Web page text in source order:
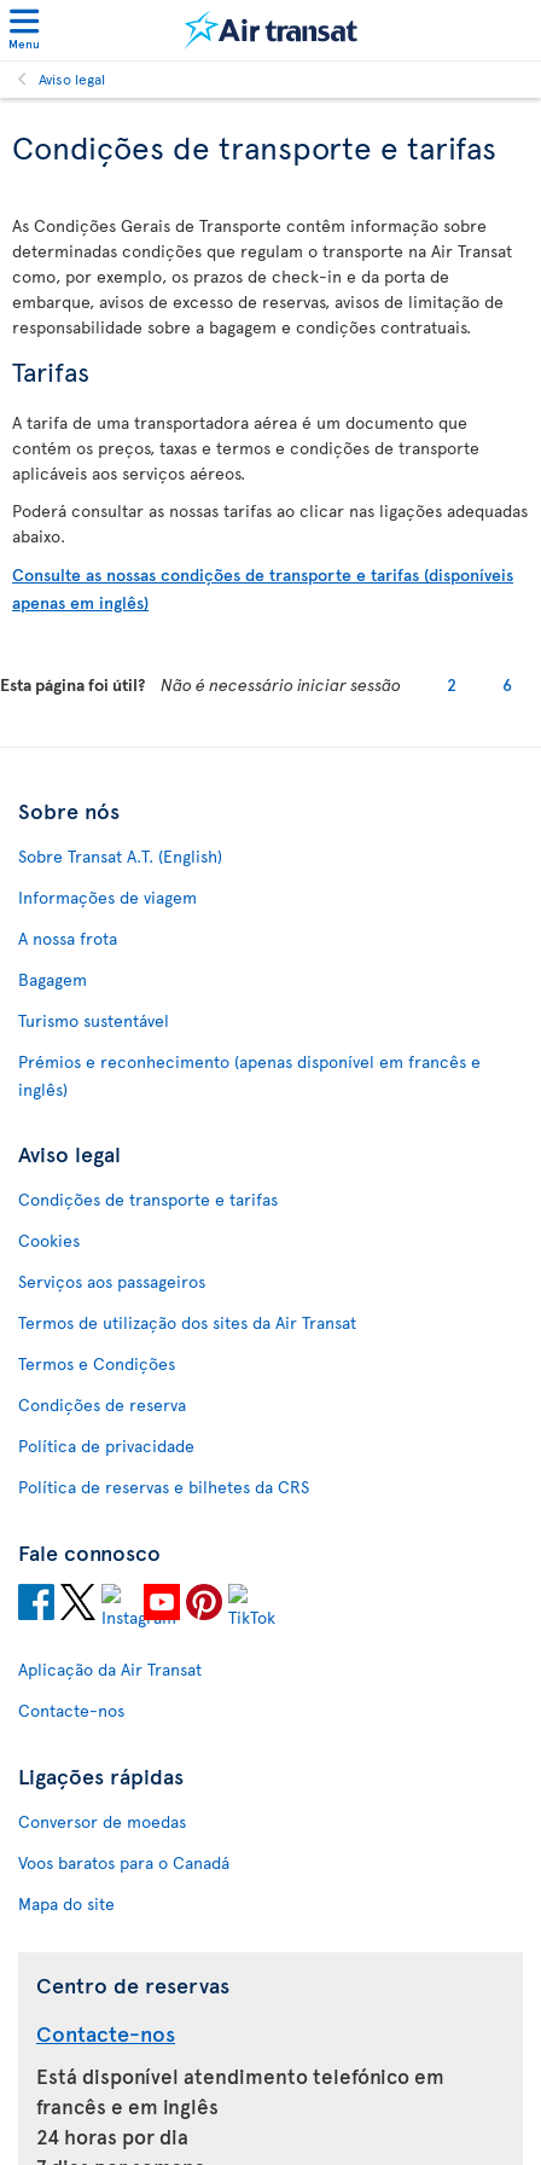
Menu
Aviso legal
Condições de transporte e tarifas
As Condições Gerais de Transporte contêm informação sobre
determinadas condições que regulam o transporte na Air Transat
como, por exemplo, os prazos de check-in e da porta de
embarque, avisos de excesso de reservas, avisos de limitação de
responsabilidade sobre a bagagem e condições contratuais.
Tarifas
A tarifa de uma transportadora aérea é um documento que
contém os preços, taxas e termos e condições de transporte
aplicáveis aos serviços aéreos.
Poderá consultar as nossas tarifas ao clicar nas ligações adequadas
abaixo.
Consulte as nossas condições de transporte e tarifas (disponíveis
apenas em inglês)
Esta página foi útil? Não é necessário iniciar sessão 2 6
Sobre nós
Sobre Transat A.T. (English)
Informações de viagem
A nossa frota
Bagagem
Turismo sustentável
Prémios e reconhecimento (apenas disponível em francês e
inglês)
Aviso legal
Condições de transporte e tarifas
Cookies
Serviços aos passageiros
Termos de utilização dos sites da Air Transat
Termos e Condições
Condições de reserva
Política de privacidade
Política de reservas e bilhetes da CRS
Fale connosco
Aplicação da Air Transat
Contacte-nos
Ligações rápidas
Conversor de moedas
Voos baratos para o Canadá
Mapa do site
Centro de reservas
Contacte-nos
Está disponível atendimento telefónico em
francês e em inglês
24 horas por dia